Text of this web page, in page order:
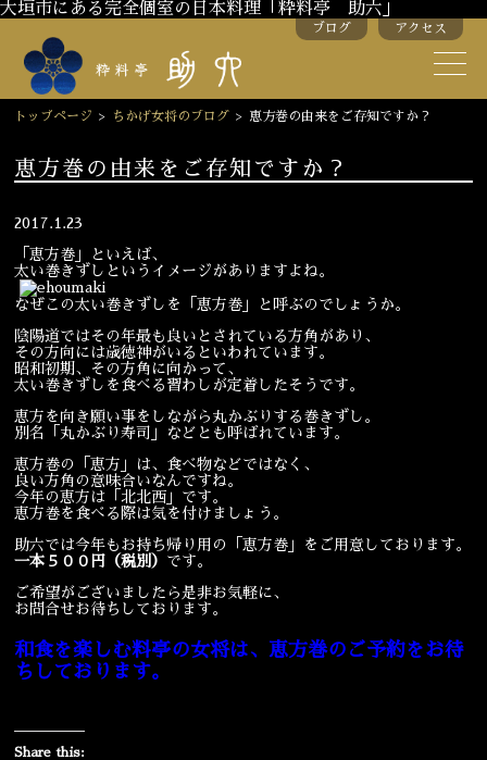
大垣市にある完全個室の日本料理「粋料亭 助六」
ブログ アクセス
トップページ > ちかげ女将のブログ > 恵方巻の由来をご存知ですか？
恵方巻の由来をご存知ですか？
2017.1.23
「恵方巻」といえば、
太い巻きずしというイメージがありますよね。
なぜこの太い巻きずしを「恵方巻」と呼ぶのでしょうか。
陰陽道ではその年最も良いとされている方角があり、
その方向には歳徳神がいるといわれています。
昭和初期、その方角に向かって、
太い巻きずしを食べる習わしが定着したそうです。
恵方を向き願い事をしながら丸かぶりする巻きずし。
別名「丸かぶり寿司」などとも呼ばれています。
恵方巻の「恵方」は、食べ物などではなく、
良い方角の意味合いなんですね。
今年の恵方は「北北西」です。
恵方巻を食べる際は気を付けましょう。
助六では今年もお持ち帰り用の「恵方巻」をご用意しております。
一本５００円（税別） です。
ご希望がございましたら是非お気軽に、
お問合せお待ちしております。
和食を楽しむ料亭の女将は、恵方巻のご予約をお待
ちしております。
Share this:
季節のお料理
お飲み物
お部屋のご紹介 会議・舞台のご利用
結婚式・披露宴
慶事
宴会 ウェディング